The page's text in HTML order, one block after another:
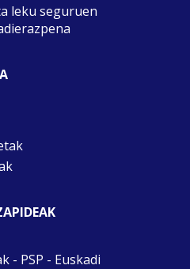
leku seguruen
- PSP - Euskadi